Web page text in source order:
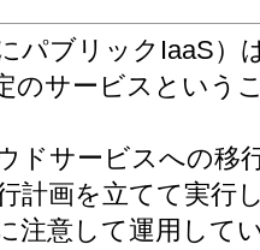
パブリックIaaS）
のサービスという
ドサービスへの移
計画を立てて実行
注意して運用して